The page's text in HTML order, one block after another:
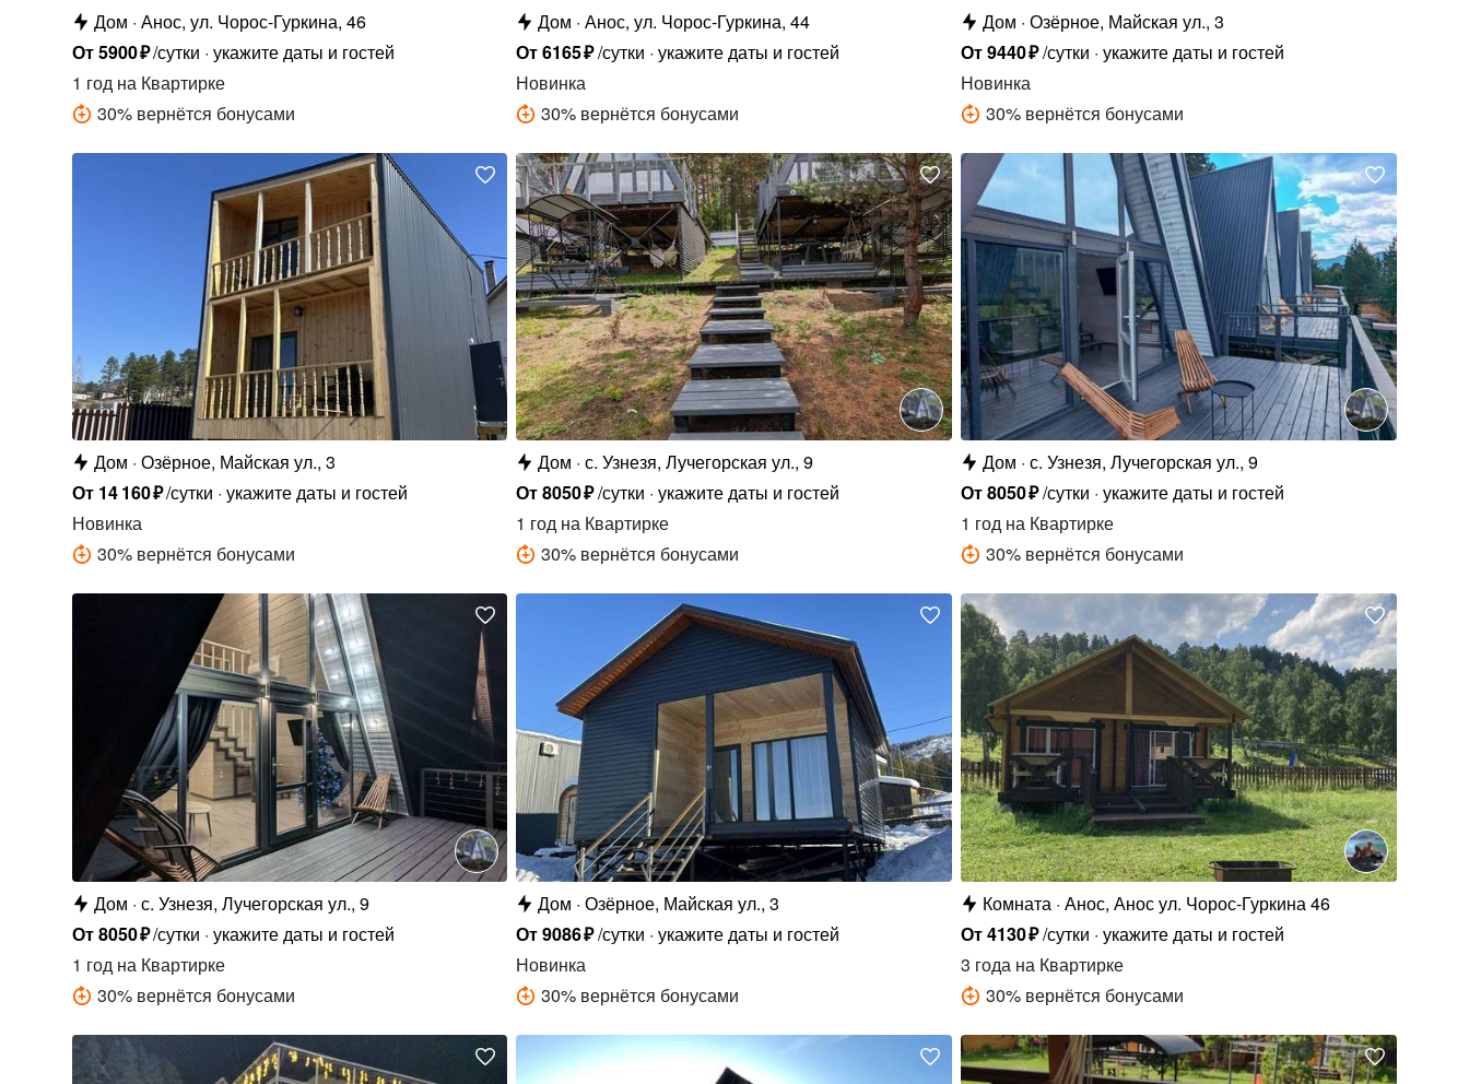
Дом Анос, ул. Чорос-Гуркина, 46
От5900₽/сутки укажите даты и гостей
1 годна Квартирке
30% вернётся бонусами
Дом Анос, ул. Чорос-Гуркина, 44
От6165₽/сутки укажите даты и гостей
Новинка
30% вернётся бонусами
Дом Озёрное, Майская ул., 3
От9440₽/сутки укажите даты и гостей
Новинка
30% вернётся бонусами
Дом Озёрное, Майская ул., 3
От 14160₽/сутки укажите даты и гостей
Новинка
30% вернётся бонусами
Дом с. Узнезя, Лучегорская ул., 9
От8050₽/сутки укажите даты и гостей
1 год на Квартирке
30% вернётся бонусами
Дом с. Узнезя, Лучегорская ул., 9
От8050₽/сутки укажите даты и гостей
1 год на Квартирке
30% вернётся бонусами
Дом с. Узнезя, Лучегорская ул., 9
От8050₽/сутки укажите даты и гостей
1 годна Квартирке
30% вернётся бонусами
Дом Озёрное, Майская ул., 3
От9086₽/сутки укажите даты и гостей
Новинка
30% вернётся бонусами
Комната Анос, Анос ул. Чорос-Гуркина 46
От4130₽/сутки укажите даты и гостей
3 года на Квартирке
30% вернётся бонусами